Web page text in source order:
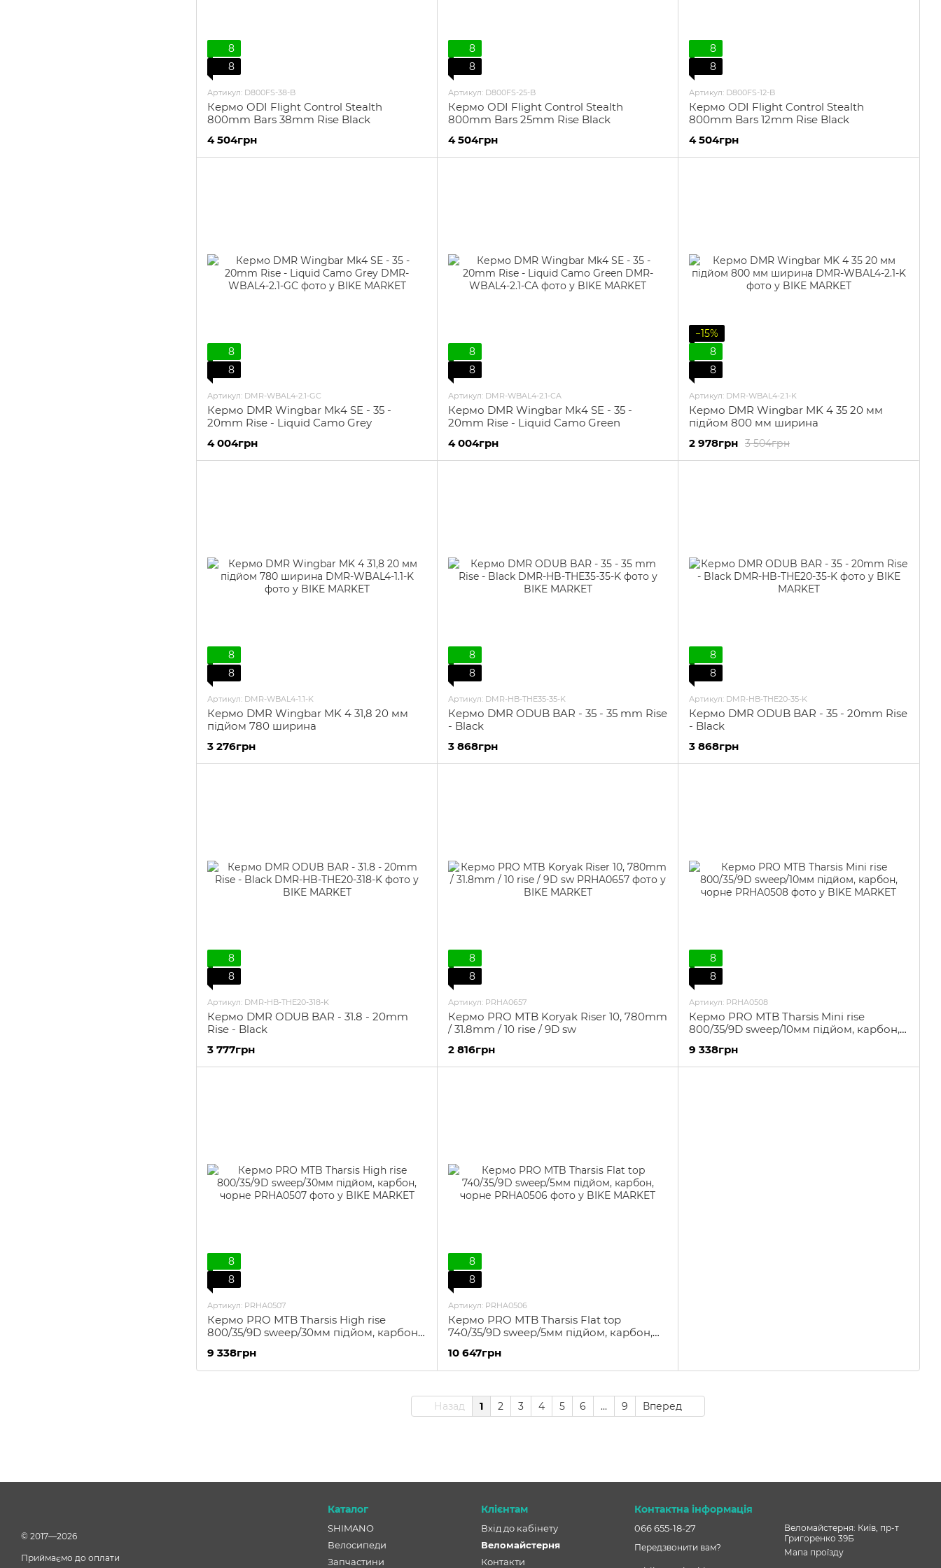
8
8
Артикул: D800FS-38-B
Кермо ODI Flight Control Stealth
800mm Bars 38mm Rise Black
4 504грн
8
8
Артикул: D800FS-25-B
Кермо ODI Flight Control Stealth
800mm Bars 25mm Rise Black
4 504грн
8
8
Артикул: D800FS-12-B
Кермо ODI Flight Control Stealth
800mm Bars 12mm Rise Black
4 504грн
8
8
Артикул: DMR-WBAL4-2.1-GC
Кермо DMR Wingbar Mk4 SE - 35 -
20mm Rise - Liquid Camo Grey
4 004грн
8
8
Артикул: DMR-WBAL4-2.1-CA
Кермо DMR Wingbar Mk4 SE - 35 -
20mm Rise - Liquid Camo Green
4 004грн
−15%
8
8
Артикул: DMR-WBAL4-2.1-K
Кермо DMR Wingbar MK 4 35 20 мм
підйом 800 мм ширина
3 504грн
2 978грн
8
8
Артикул: DMR-WBAL4-1.1-K
Кермо DMR Wingbar MK 4 31,8 20 мм
підйом 780 ширина
3 276грн
8
8
Артикул: DMR-HB-THE35-35-K
Кермо DMR ODUB BAR - 35 - 35 mm Rise
- Black
3 868грн
8
8
Артикул: DMR-HB-THE20-35-K
Кермо DMR ODUB BAR - 35 - 20mm Rise
- Black
3 868грн
8
8
Артикул: DMR-HB-THE20-318-K
Кермо DMR ODUB BAR - 31.8 - 20mm
Rise - Black
3 777грн
8
8
Артикул: PRHA0657
Кермо PRO МТB Koryak Riser 10, 780mm
/ 31.8mm / 10 rise / 9D sw
2 816грн
8
8
Артикул: PRHA0508
Кермо PRO МТB Tharsis Mini rise
800/35/9D sweep/10мм підйом, карбон,
9 338грн
8
8
Артикул: PRHA0507
Кермо PRO МТB Tharsis High rise
800/35/9D sweep/30мм підйом, карбон,
9 338грн
8
8
Артикул: PRHA0506
Кермо PRO МТB Tharsis Flat top
740/35/9D sweep/5мм підйом, карбон,
10 647грн
Назад 1 2 3 4 5 6 ... 9 Вперед
© 2017—2026
Приймаємо до оплати
Каталог
SHIMANO
Велосипеди
Запчастини
Клієнтам
Вхід до кабінету
Веломайстерня
Контакти
Контактна інформація
066 655-18-27
Передзвонити вам?
Веломайстерня: Київ, пр-т
Григоренко 39Б
Мапа проїзду